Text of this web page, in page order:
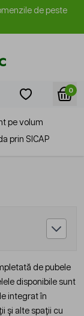
de peste
0
pe volum
prin SICAP
de pubele
disponibile sunt
integrat în
și alte spații cu